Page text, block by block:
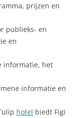
prijzen en
publieks- en
en
informatie, het
informatie en
hotel biedt Figi